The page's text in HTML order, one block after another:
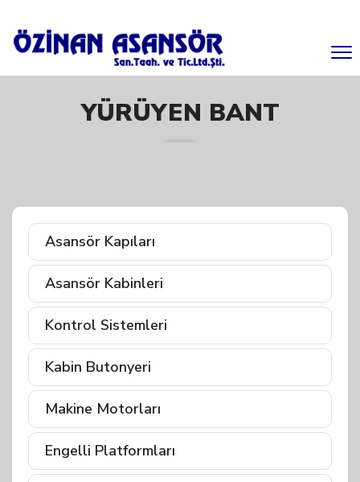
YÜRÜYEN BANT
Asansör Kapıları
Asansör Kabinleri
Kontrol Sistemleri
Kabin Butonyeri
Makine Motorları
Engelli Platformları